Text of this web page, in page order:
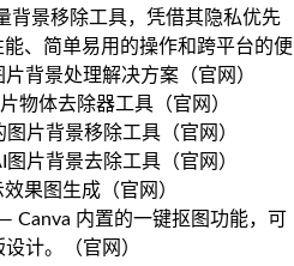
背景移除工具，凭借其隐私优先
、简单易用的操作和跨平台的便
背景处理解决方案（官网 ）
物体去除器工具（官网 ）
图片背景移除工具（官网 ）
片背景去除工具（官网 ）
果图生成（官网 ）
— Canva 内置的一键抠图功能，可
计。（官网 ）